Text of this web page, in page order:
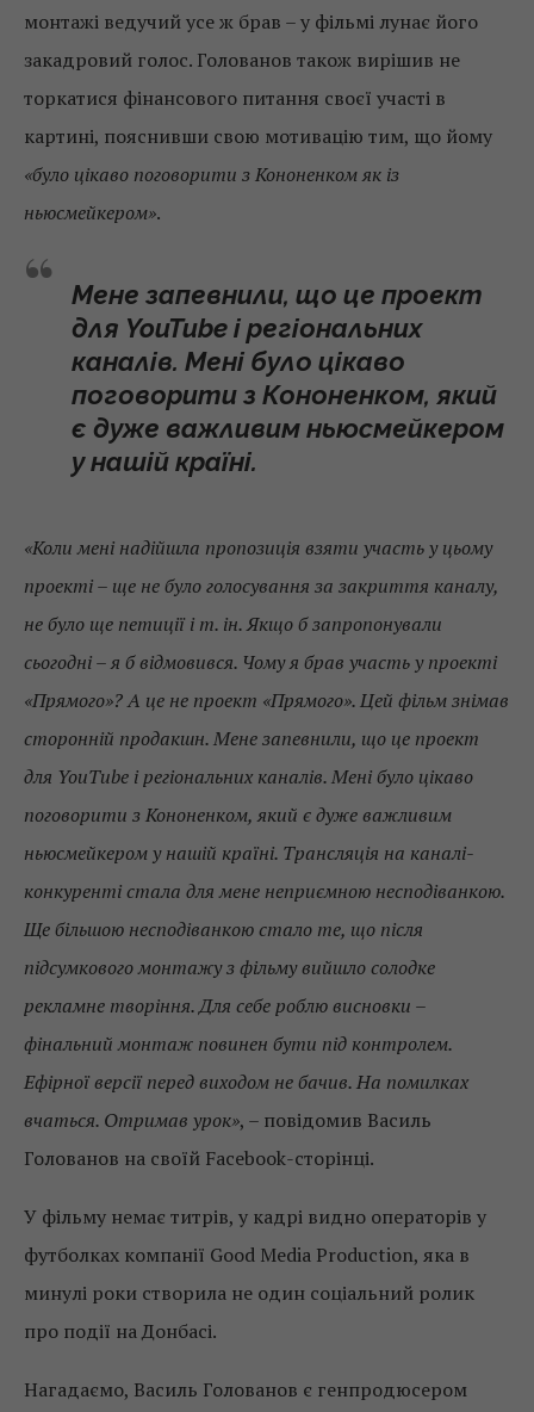
монтажі ведучий усе ж брав – у фільмі лунає його
закадровий голос. Голованов також вирішив не
торкатися фінансового питання своєї участі в
картині, пояснивши свою мотивацію тим, що йому
«було цікаво поговорити з Кононенком як із
ньюсмейкером».
Мене запевнили, що це проект
для YouTube і регіональних
каналів. Мені було цікаво
поговорити з Кононенком, який
є дуже важливим ньюсмейкером
у нашій країні.
«Коли мені надійшла пропозиція взяти участь у цьому
проекті – ще не було голосування за закриття каналу,
не було ще петиції і т. ін. Якщо б запропонували
сьогодні – я б відмовився. Чому я брав участь у проекті
«Прямого»? А це не проект «Прямого». Цей фільм знімав
сторонній продакшн. Мене запевнили, що це проект
для YouTube і регіональних каналів. Мені було цікаво
поговорити з Кононенком, який є дуже важливим
ньюсмейкером у нашій країні. Трансляція на каналі-
конкуренті стала для мене неприємною несподіванкою.
Ще більшою несподіванкою стало те, що після
підсумкового монтажу з фільму вийшло солодке
рекламне творіння. Для себе роблю висновки –
фінальний монтаж повинен бути під контролем.
Ефірної версії перед виходом не бачив. На помилках
вчаться. Отримав урок», – повідомив Василь
Голованов на своїй Facebook-сторінці.
У фільму немає титрів, у кадрі видно операторів у
футболках компанії Good Мedia Production, яка в
минулі роки створила не один соціальний ролик
про події на Донбасі.
Нагадаємо, Василь Голованов є генпродюсером